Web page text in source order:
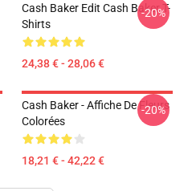
Cash Baker Edit Cash Baker T-
Shirts
24,38 € - 28,06 €
-20%
Cash Baker - Affiche De Fleurs
Colorées
18,21 € - 42,22 €
-20%